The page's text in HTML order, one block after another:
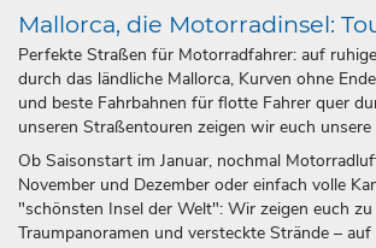
Mallorca, die Motorradinsel:
Perfekte Straßen für Motorradfahrer: auf
durch das ländliche Mallorca, Kurven ohne
und beste Fahrbahnen für flotte Fahrer quer
unseren Straßentouren zeigen wir euch
Ob Saisonstart im Januar, nochmal
November und Dezember oder einfach volle
"schönsten Insel der Welt": Wir zeigen euch zu
Traumpanoramen und versteckte Strände –